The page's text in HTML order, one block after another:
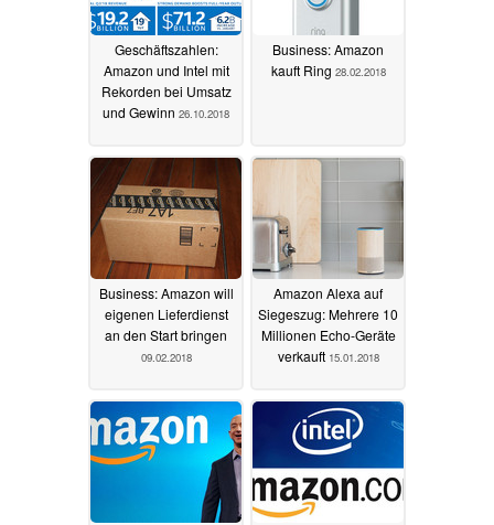
Geschäftszahlen:
Amazon und Intel mit
Rekorden bei Umsatz
und Gewinn 26.10.2018
Business: Amazon
kauft Ring 28.02.2018
Business: Amazon will
eigenen Lieferdienst
an den Start bringen
09.02.2018
Amazon Alexa auf
Siegeszug: Mehrere 10
Millionen Echo-Geräte
verkauft 15.01.2018